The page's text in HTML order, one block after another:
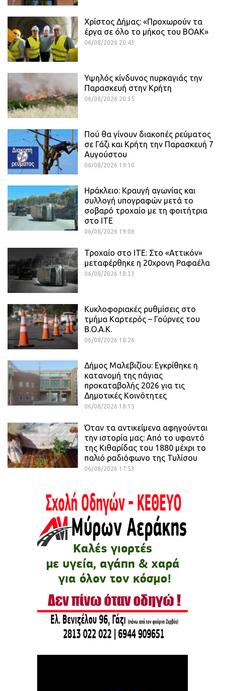
Χρίστος Δήμας: «Προχωρούν τα
έργα σε όλο το μήκος του ΒΟΑΚ»
06/08/2026 20:43
Υψηλός κίνδυνος πυρκαγιάς την
Παρασκευή στην Κρήτη
06/08/2026 20:35
Πού θα γίνουν διακοπές ρεύματος
σε Γάζι και Κρήτη την Παρασκευή 7
Αυγούστου
06/08/2026 19:10
Ηράκλειο: Κραυγή αγωνίας και
συλλογή υπογραφών μετά το
σοβαρό τροχαίο με τη φοιτήτρια
στο ΙΤΕ
06/08/2026 19:06
Τροχαίο στο ΙΤΕ: Στο «Αττικόν»
μεταφέρθηκε η 20χρονη Ραφαέλα
06/08/2026 18:33
Κυκλοφοριακές ρυθμίσεις στο
τμήμα Καρτερός – Γούρνες του
Β.Ο.Α.Κ.
06/08/2026 18:26
Δήμος Μαλεβιζίου: Εγκρίθηκε η
κατανομή της πάγιας
προκαταβολής 2026 για τις
Δημοτικές Κοινότητες
06/08/2026 18:15
Όταν τα αντικείμενα αφηγούνται
την ιστορία μας: Από το υφαντό
της Κιθαρίδας του 1880 μέχρι το
παλιό ραδιόφωνο της Τυλίσου
06/08/2026 17:53